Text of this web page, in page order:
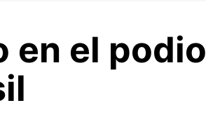
en el podio